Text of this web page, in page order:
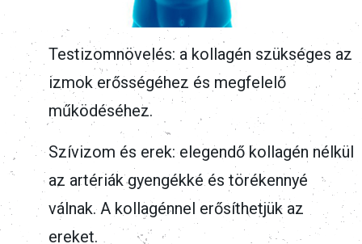
Testizomnövelés: a kollagén szükséges az
izmok erősségéhez és megfelelő
működéséhez.
Szívizom és erek: elegendő kollagén nélkül
az artériák gyengékké és törékennyé
válnak. A kollagénnel erősíthetjük az
ereket.